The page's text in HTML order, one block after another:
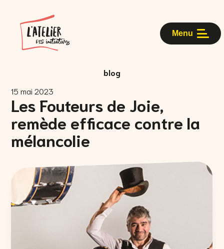
Menu
blog
15 mai 2023
Les Fouteurs de Joie,
remède efficace contre la
mélancolie